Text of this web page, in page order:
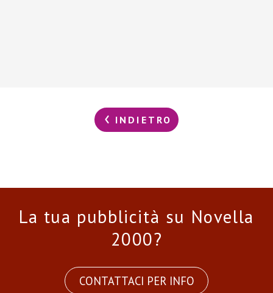
INDIETRO
La tua pubblicità su Novella
2000?
CONTATTACI PER INFO